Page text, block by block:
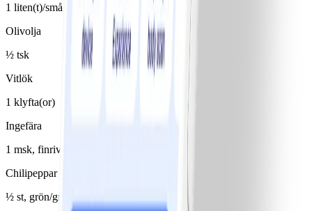
1 liten(t)/små
Olivolja
½ tsk
Vitlök
1 klyfta(or)
Ingefära
1 msk, finriven
Chilipeppar
½ st, grön/gröna